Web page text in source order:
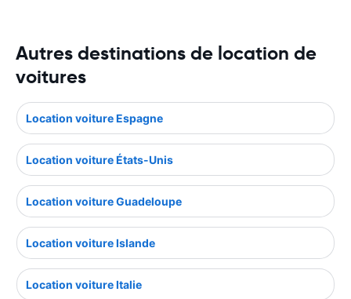
Autres destinations de location de
voitures
Location voiture Espagne
Location voiture États-Unis
Location voiture Guadeloupe
Location voiture Islande
Location voiture Italie